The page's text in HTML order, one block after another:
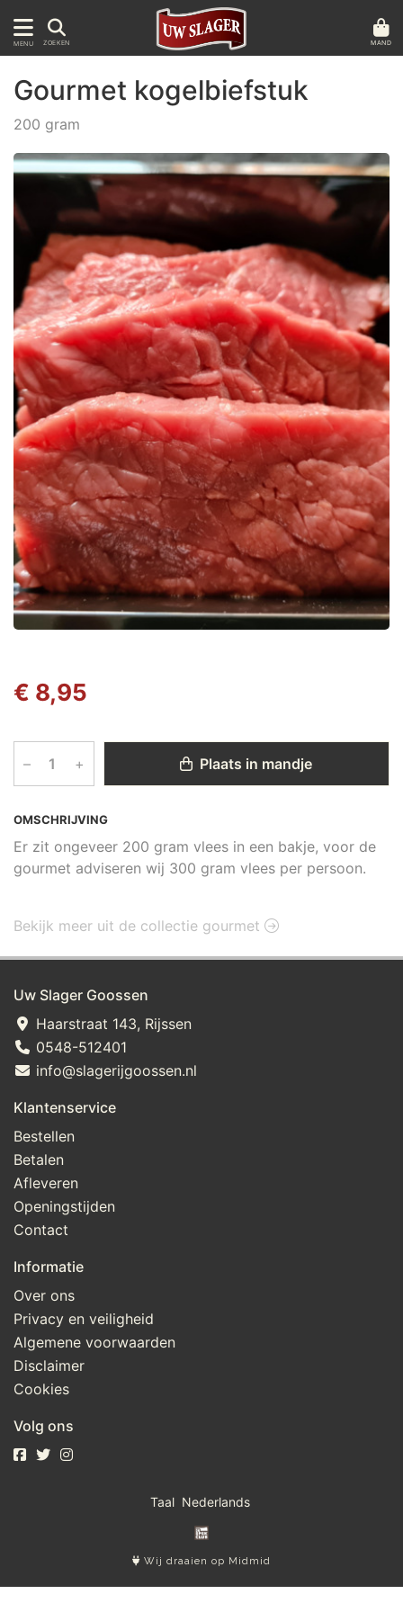
MENU ZOEKEN MAND
OMSCHRIJVING
Er zit ongeveer 200 gram vlees in een bakje, voor de
gourmet adviseren wij 300 gram vlees per persoon.
Gourmet kogelbiefstuk
200 gram
€ 8,95
– + Plaats in mandje
Bekijk meer uit de collectie gourmet
Uw Slager Goossen
Haarstraat 143, Rijssen
0548-512401
info@slagerijgoossen.nl
Klantenservice
Bestellen
Betalen
Afleveren
Openingstijden
Contact
Informatie
Over ons
Privacy en veiligheid
Algemene voorwaarden
Disclaimer
Cookies
Volg ons
Taal
Wij draaien op Midmid